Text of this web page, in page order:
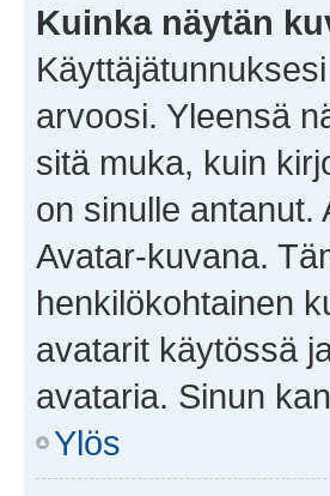
Kuinka näytän
arvoosi. Yleensä
sitä muka, kuin
on sinulle antanut.
Avatar-kuvana.
henkilökohtainen
avatarit käytössä
avataria. Sinun
Ylös